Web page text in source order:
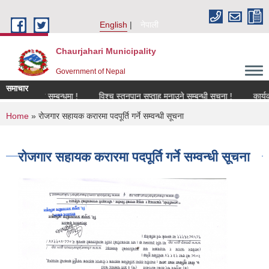
English
नेपाली
Chaurjahari Municipality
Government of Nepal
समाचार
सम्बन्धमा !
विश्च स्तनपान सप्ताह मनाउने सम्बन्धी सूचना ! कार्यक्रममा
You are here
Home » रोजगार सहायक करारमा पदपूर्ति गर्ने सम्वन्धी सूचना
रोजगार सहायक करारमा पदपूर्ति गर्ने सम्वन्धी सूचना